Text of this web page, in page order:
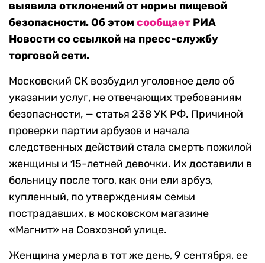
выявила отклонений от нормы пищевой
безопасности. Об этом сообщает РИА
Новости со ссылкой на пресс-службу
торговой сети.
Московский СК возбудил уголовное дело об
указании услуг, не отвечающих требованиям
безопасности, — статья 238 УК РФ. Причиной
проверки партии арбузов и начала
следственных действий стала смерть ​пожилой
женщины и 15-летней девочки. Их доставили в
больницу после того, как они ели арбуз,
купленный, по утверждениям семьи
пострадавших, в московском магазине
«Магнит» на Совхозной улице.
Женщина умерла в тот же день, 9 сентября, ее